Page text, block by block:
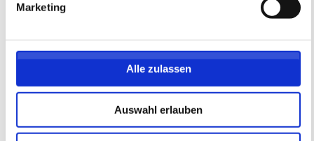
Marketing
Alle zulassen
Auswahl erlauben
Anmeldeschluss 28. September 2026, 09:30 Uhr
Anmelden
156,65 EUR